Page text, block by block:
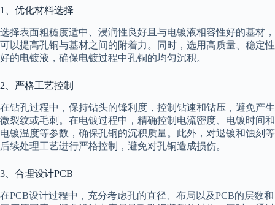
1、优化材料选择
选择表面粗糙度适中、浸润性良好且与电镀液相容性好的基材，
可以提高孔铜与基材之间的附着力。同时，选用高质量、稳定性
好的电镀液，确保电镀过程中孔铜的均匀沉积。
2、严格工艺控制
在钻孔过程中，保持钻头的锋利度，控制钻速和钻压，避免产生
微裂纹或毛刺。在电镀过程中，精确控制电流密度、电镀时间和
电镀温度等参数，确保孔铜的沉积质量。此外，对退镀和蚀刻等
后续处理工艺进行严格控制，避免对孔铜造成损伤。
3、合理设计PCB
在PCB设计过程中，充分考虑孔的直径、布局以及PCB的层数和